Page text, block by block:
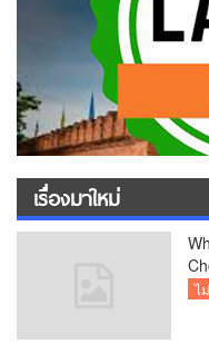
เรื่องมาใหม่
UK
ไ